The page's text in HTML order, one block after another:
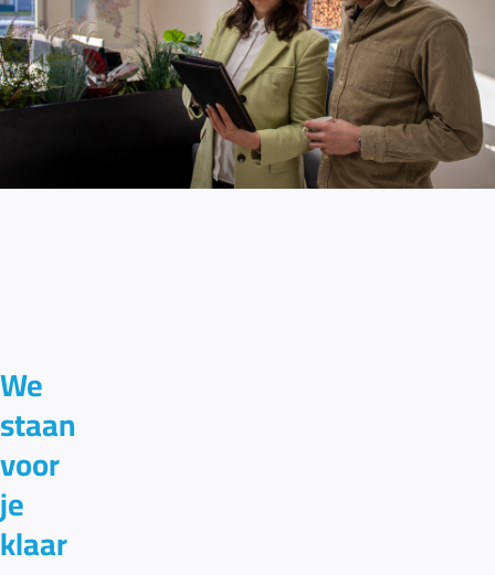
We
staan
voor
je
klaar